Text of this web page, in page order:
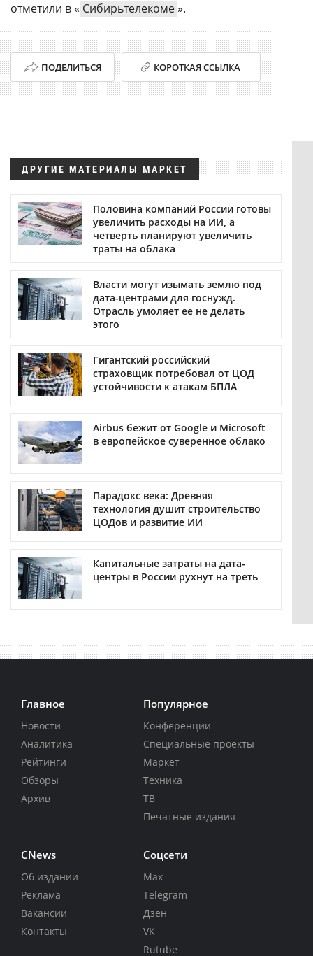
отметили в « Сибирьтелекоме».
ПОДЕЛИТЬСЯ КОРОТКАЯ ССЫЛКА
ДРУГИЕ МАТЕРИАЛЫ МАРКЕТ
Половина компаний России готовы
увеличить расходы на ИИ, а
четверть планируют увеличить
траты на облака
Власти могут изымать землю под
дата-центрами для госнужд.
Отрасль умоляет ее не делать
этого
Гигантский российский
страховщик потребовал от ЦОД
устойчивости к атакам БПЛА
Airbus бежит от Google и Microsoft
в европейское суверенное облако
Парадокс века: Древняя
технология душит строительство
ЦОДов и развитие ИИ
Капитальные затраты на дата-
центры в России рухнут на треть
Главное
Новости
Аналитика
Рейтинги
Обзоры
Архив
Популярное
Конференции
Специальные проекты
Маркет
Техника
ТВ
Печатные издания
CNews
Об издании
Реклама
Вакансии
Контакты
Соцсети
Max
Telegram
Дзен
VK
Rutube